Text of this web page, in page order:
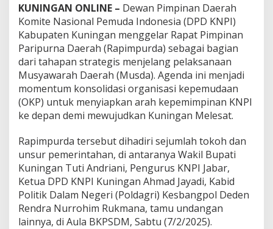
KUNINGAN ONLINE – Dewan Pimpinan Daerah
Komite Nasional Pemuda Indonesia (DPD KNPI)
Kabupaten Kuningan menggelar Rapat Pimpinan
Paripurna Daerah (Rapimpurda) sebagai bagian
dari tahapan strategis menjelang pelaksanaan
Musyawarah Daerah (Musda). Agenda ini menjadi
momentum konsolidasi organisasi kepemudaan
(OKP) untuk menyiapkan arah kepemimpinan KNPI
ke depan demi mewujudkan Kuningan Melesat.
Rapimpurda tersebut dihadiri sejumlah tokoh dan
unsur pemerintahan, di antaranya Wakil Bupati
Kuningan Tuti Andriani, Pengurus KNPI Jabar,
Ketua DPD KNPI Kuningan Ahmad Jayadi, Kabid
Politik Dalam Negeri (Poldagri) Kesbangpol Deden
Rendra Nurrohim Rukmana, tamu undangan
lainnya, di Aula BKPSDM, Sabtu (7/2/2025).